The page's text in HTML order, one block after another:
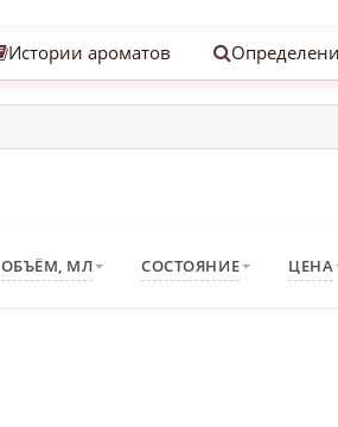
Истории ароматов
ОБЪЁМ, МЛ СОСТОЯНИЕ ЦЕНА